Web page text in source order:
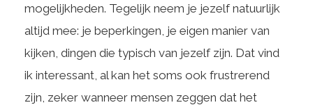
mogelijkheden. Tegelijk neem je jezelf natuurlijk
altijd mee: je beperkingen, je eigen manier van
kijken, dingen die typisch van jezelf zijn. Dat vind
ik interessant, al kan het soms ook frustrerend
zijn, zeker wanneer mensen zeggen dat het